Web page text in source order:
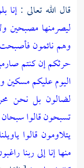
قال الله تعالى :إنا
ليصرمنها مصبحين
وهم نائمون
حرثكم إن كنتم
اليوم عليكم مسكين
لضالون بل نحن
تسبحون قالوا سبحان
يتلاومون قالوا
منها إنا إلى ربنا